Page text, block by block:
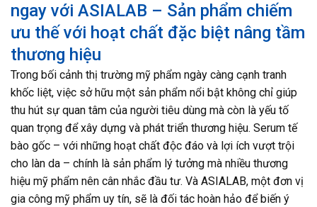
ngay với ASIALAB – Sản phẩm chiếm
ưu thế với hoạt chất đặc biệt nâng tầm
thương hiệu
Trong bối cảnh thị trường mỹ phẩm ngày càng cạnh tranh
khốc liệt, việc sở hữu một sản phẩm nổi bật không chỉ giúp
thu hút sự quan tâm của người tiêu dùng mà còn là yếu tố
quan trọng để xây dựng và phát triển thương hiệu. Serum tế
bào gốc – với những hoạt chất độc đáo và lợi ích vượt trội
cho làn da – chính là sản phẩm lý tưởng mà nhiều thương
hiệu mỹ phẩm nên cân nhắc đầu tư. Và ASIALAB, một đơn vị
gia công mỹ phẩm uy tín, sẽ là đối tác hoàn hảo để biến ý